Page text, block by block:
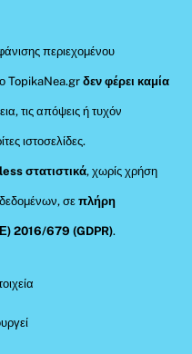
περιεχομένου
TopikaNea.grδεν φέρει καμία
τις απόψεις ή τυχόν
ιστοσελίδες.
στατιστικά, χωρίς χρήση
σεπλήρη
2016/679 (GDPR).